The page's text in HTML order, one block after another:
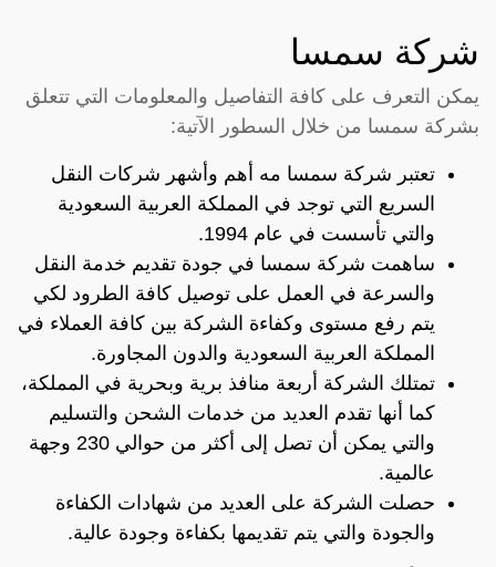
شركة سمسا
يمكن التعرف على كافة التفاصيل والمعلومات التي تتعلق
بشركة سمسا من خلال السطور الآتية:
تعتبر شركة سمسا مه أهم وأشهر شركات النقل
السريع التي توجد في المملكة العربية السعودية
والتي تأسست في عام 1994.
ساهمت شركة سمسا في جودة تقديم خدمة النقل
والسرعة في العمل على توصيل كافة الطرود لكي
يتم رفع مستوى وكفاءة الشركة بين كافة العملاء في
المملكة العربية السعودية والدون المجاورة.
تمتلك الشركة أربعة منافذ برية وبحرية في المملكة،
كما أنها تقدم العديد من خدمات الشحن والتسليم
والتي يمكن أن تصل إلى أكثر من حوالي 230 وجهة
عالمية.
حصلت الشركة على العديد من شهادات الكفاءة
والجودة والتي يتم تقديمها بكفاءة وجودة عالية.